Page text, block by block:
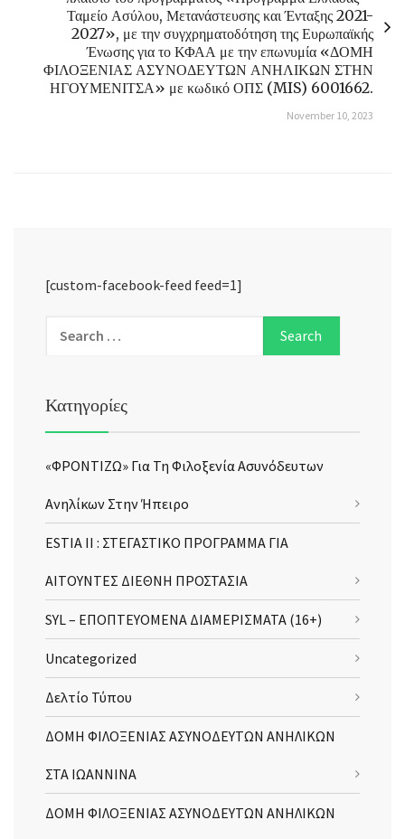
Ταμείο Ασύλου, Μετανάστευσης και Ένταξης 2021-
2027», με την συγχρηματοδότηση της Ευρωπαϊκής
Ένωσης για το ΚΦΑΑ με την επωνυμία «ΔΟΜΗ
ΦΙΛΟΞΕΝΙΑΣ ΑΣΥΝΟΔΕΥΤΩΝ ΑΝΗΛΙΚΩΝ ΣΤΗΝ
ΗΓΟΥΜΕΝΙΤΣΑ» με κωδικό ΟΠΣ (MIS) 6001662.
November 10, 2023
[custom-facebook-feed feed=1]
Κατηγορίες
«ΦΡΟΝΤΙΖΩ» Για Τη Φιλοξενία Ασυνόδευτων
Ανηλίκων Στην Ήπειρο
ESTIA II : ΣΤΕΓΑΣΤΙΚΟ ΠΡΟΓΡΑΜΜΑ ΓΙΑ
ΑΙΤΟΥΝΤΕΣ ΔΙΕΘΝΗ ΠΡΟΣΤΑΣΙΑ
SYL – ΕΠΟΠΤΕΥΟΜΕΝΑ ΔΙΑΜΕΡΙΣΜΑΤΑ (16+)
Uncategorized
Δελτίο Τύπου
ΔΟΜΗ ΦΙΛΟΞΕΝΙΑΣ ΑΣΥΝΟΔΕΥΤΩΝ ΑΝΗΛΙΚΩΝ
ΣΤΑ ΙΩΑΝΝΙΝΑ
ΔΟΜΗ ΦΙΛΟΞΕΝΙΑΣ ΑΣΥΝΟΔΕΥΤΩΝ ΑΝΗΛΙΚΩΝ